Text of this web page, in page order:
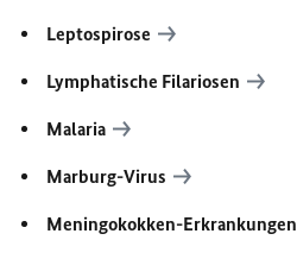
Leptospirose
Lymphatische Filariosen
Malaria
Marburg-Virus
Meningokokken-Erkrankungen